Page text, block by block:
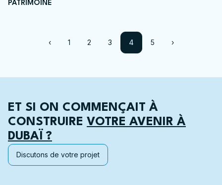
PATRIMOINE
‹ 1 2 3 4 5 ›
ET SI ON COMMENÇAIT À
CONSTRUIRE VOTRE AVENIR À
DUBAÏ ?
Discutons de votre projet